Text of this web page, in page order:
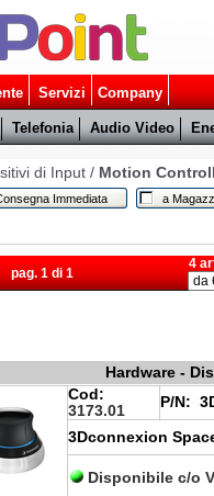
Servizi Company
Telefonia Audio Video
di Input/ Motion
Immediata a
pag. 1 di 1
4
Hardware -
Cod:
3173.01
P/N:
3Dconnexion
Disponibile c/o